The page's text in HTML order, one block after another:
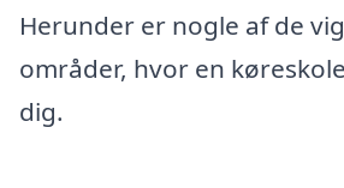
Herunder er nogle af de
områder, hvor en
dig.